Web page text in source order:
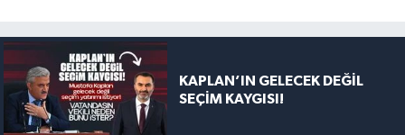
KAPLAN’IN GELECEK DEĞİL
SEÇİM KAYGISI!